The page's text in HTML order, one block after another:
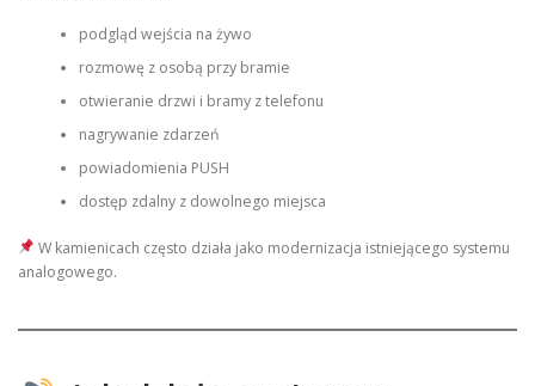
podgląd wejścia na żywo
rozmowę z osobą przy bramie
otwieranie drzwi i bramy z telefonu
nagrywanie zdarzeń
powiadomienia PUSH
dostęp zdalny z dowolnego miejsca
W kamienicach często działa jako modernizacja istniejącego systemu
analogowego.